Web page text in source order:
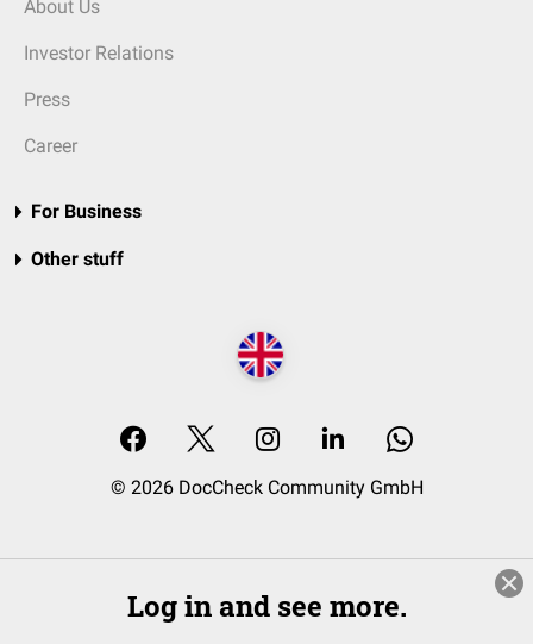
About Us
Investor Relations
Press
Career
For Business
Other stuff
© 2026 DocCheck Community GmbH
Log in and see more.